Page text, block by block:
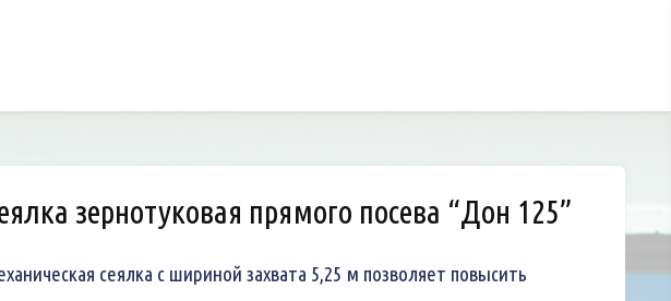
зернотуковая прямого посева “Дон 125”
сеялка с шириной захвата 5,25 м позволяет повысить